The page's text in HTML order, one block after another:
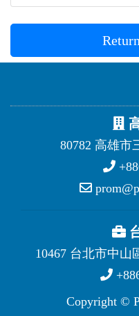
80782 高雄市
10467 台北市中山
Copyright ©